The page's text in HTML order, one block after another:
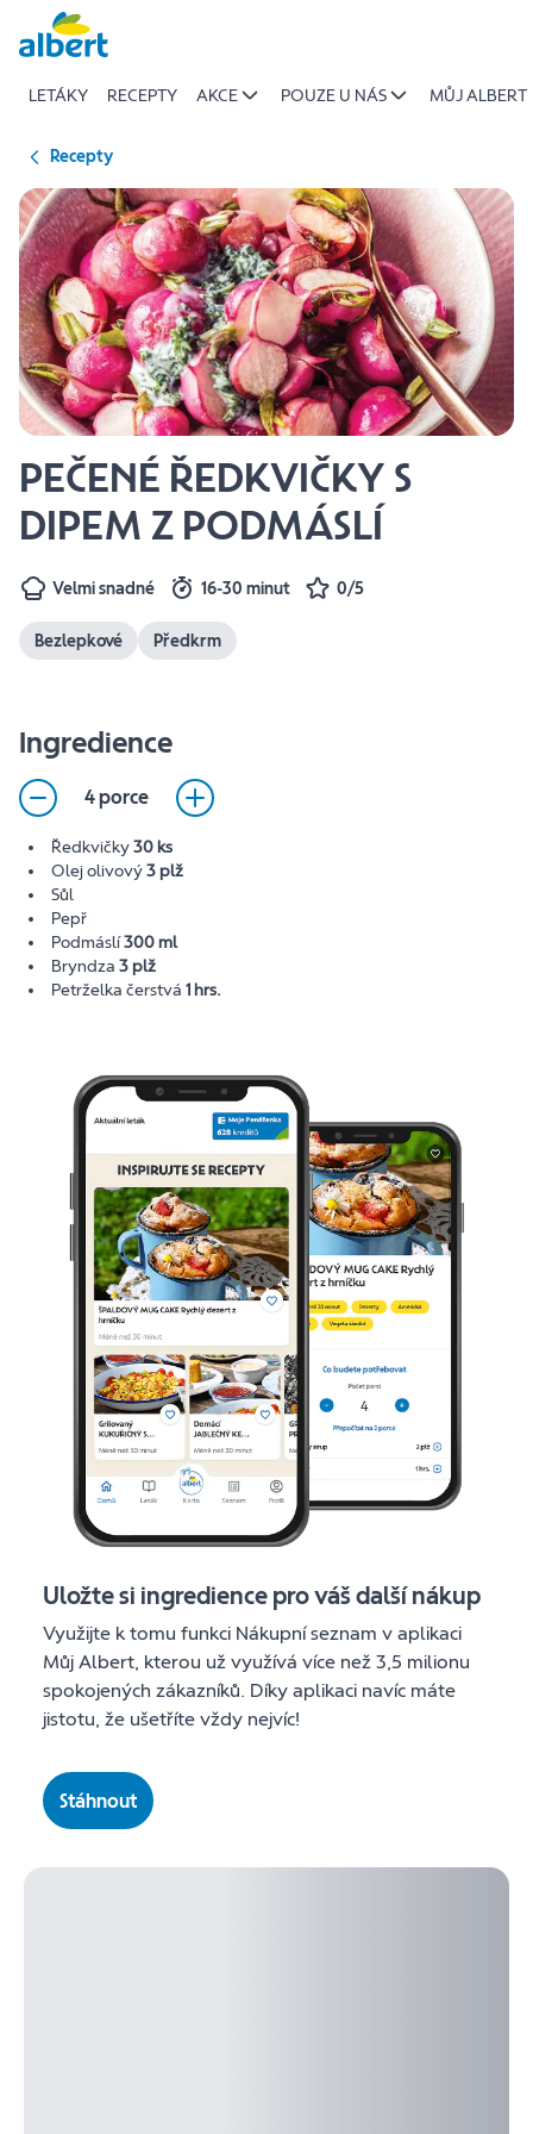
Přeskočit
LETÁKY RECEPTY AKCE POUZE U NÁS MŮJ ALBERT
Recepty
PEČENÉ ŘEDKVIČKY S
DIPEM Z PODMÁSLÍ
Velmi snadné 16-30 minut 0/5
Bezlepkové Předkrm
Ingredience
4 porce
Ředkvičky30 ks
Olej olivový3 plž
Sůl
Pepř
Podmáslí300 ml
Bryndza 3 plž
Petrželka čerstvá 1 hrs.
Uložte si ingredience pro váš další nákup
Využijte k tomu funkci Nákupní seznam v aplikaci
Můj Albert, kterou už využívá více než 3,5 milionu
spokojených zákazníků. Díky aplikaci navíc máte
jistotu, že ušetříte vždy nejvíc!
Stáhnout